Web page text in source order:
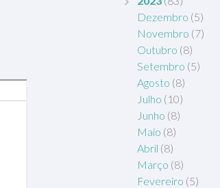
Dezembro (5)
Novembro (7)
Outubro (8)
Setembro (5)
Agosto (8)
Julho (10)
Junho (8)
Maio (8)
Abril (8)
Março (8)
Fevereiro (5)